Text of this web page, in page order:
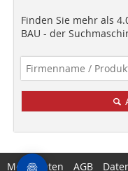
Finden Sie mehr als
BAU - der
Mediadaten AGB